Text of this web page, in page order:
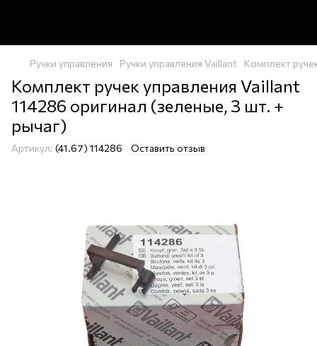
Ручки управления Ручки управления Vaillant Комплект
Комплект ручек управления Vaillant
114286 оригинал (зеленые, 3 шт. +
рычаг)
Артикул: (41.67) 114286 Оставить отзыв